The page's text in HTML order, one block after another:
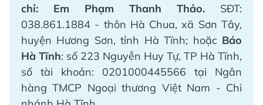
chỉ: Em Phạm Thanh Thảo. SĐT:
038.861.1884 - thôn Hà Chua, xã Sơn Tây,
huyện Hương Sơn, tỉnh Hà Tĩnh; hoặc Báo
Hà Tĩnh: số 223 Nguyễn Huy Tự, TP Hà Tĩnh,
số tài khoản: 0201000445566 tại Ngân
hàng TMCP Ngoại thương Việt Nam - Chi